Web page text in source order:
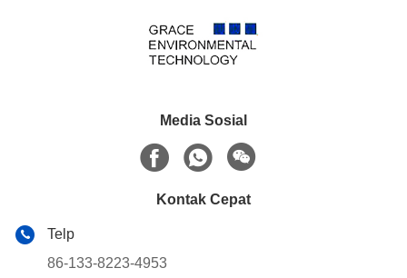
Media Sosial
Kontak Cepat
Telp
86-133-8223-4953